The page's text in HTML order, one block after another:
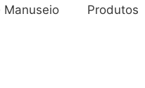
Manuseio Produtos